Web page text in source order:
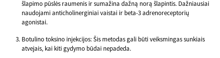
šlapimo pūslės raumenis ir sumažina dažną norą šlapintis. Dažniausiai
naudojami anticholinerginiai vaistai ir beta-3 adrenoreceptorių
agonistai.
Botulino toksino injekcijos: Šis metodas gali būti veiksmingas sunkiais
atvejais, kai kiti gydymo būdai nepadeda.